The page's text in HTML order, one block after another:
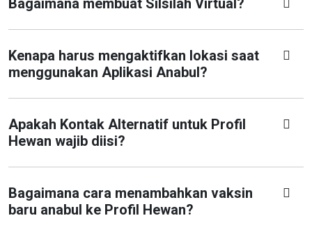
Bagaimana membuat Silsilah Virtual?
Kenapa harus mengaktifkan lokasi saat
menggunakan Aplikasi Anabul?
Apakah Kontak Alternatif untuk Profil
Hewan wajib diisi?
Bagaimana cara menambahkan vaksin
baru anabul ke Profil Hewan?